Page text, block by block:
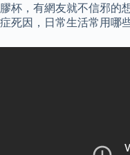
膠杯，有網友就不信邪的
症死因，日常生活常用哪